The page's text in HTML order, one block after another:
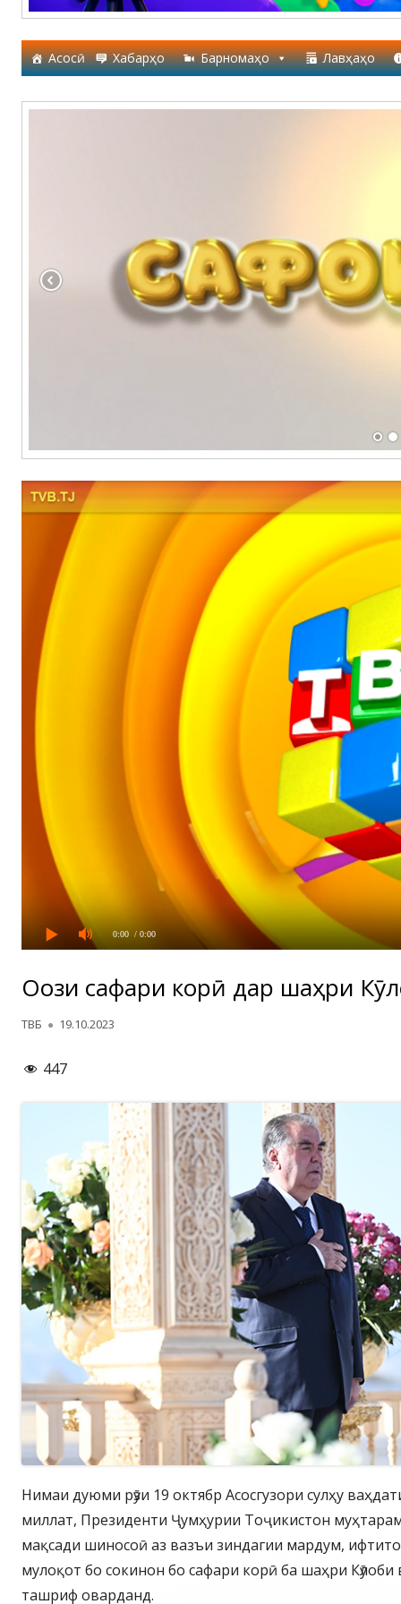
Асосӣ Хабарҳо Барномаҳо Лавҳаҳо
0:00 / 0:00
Оғози сафари корӣ дар шаҳри
Автор
ТВБ Опубликовано
19.10.2023
447
Нимаи дуюми рӯзи 19 октябр Асосгузори сулҳу
миллат, Президенти Ҷумҳурии Тоҷикистон
мақсади шиносоӣ аз вазъи зиндагии мардум,
мулоқот бо сокинон бо сафари корӣ ба шаҳри Кӯлоби
ташриф оварданд.